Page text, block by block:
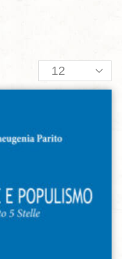
Products
per
alla lista dei desideri